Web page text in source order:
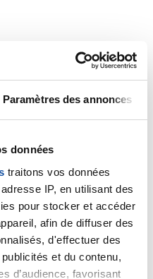
Paramètres des annonces
données
traitons vos données
IP, en utilisant des
pour stocker et accéder
afin de diffuser des
d'effectuer des
et du contenu,
d’audience, favorisant
16 mois de
est le but à atteindre